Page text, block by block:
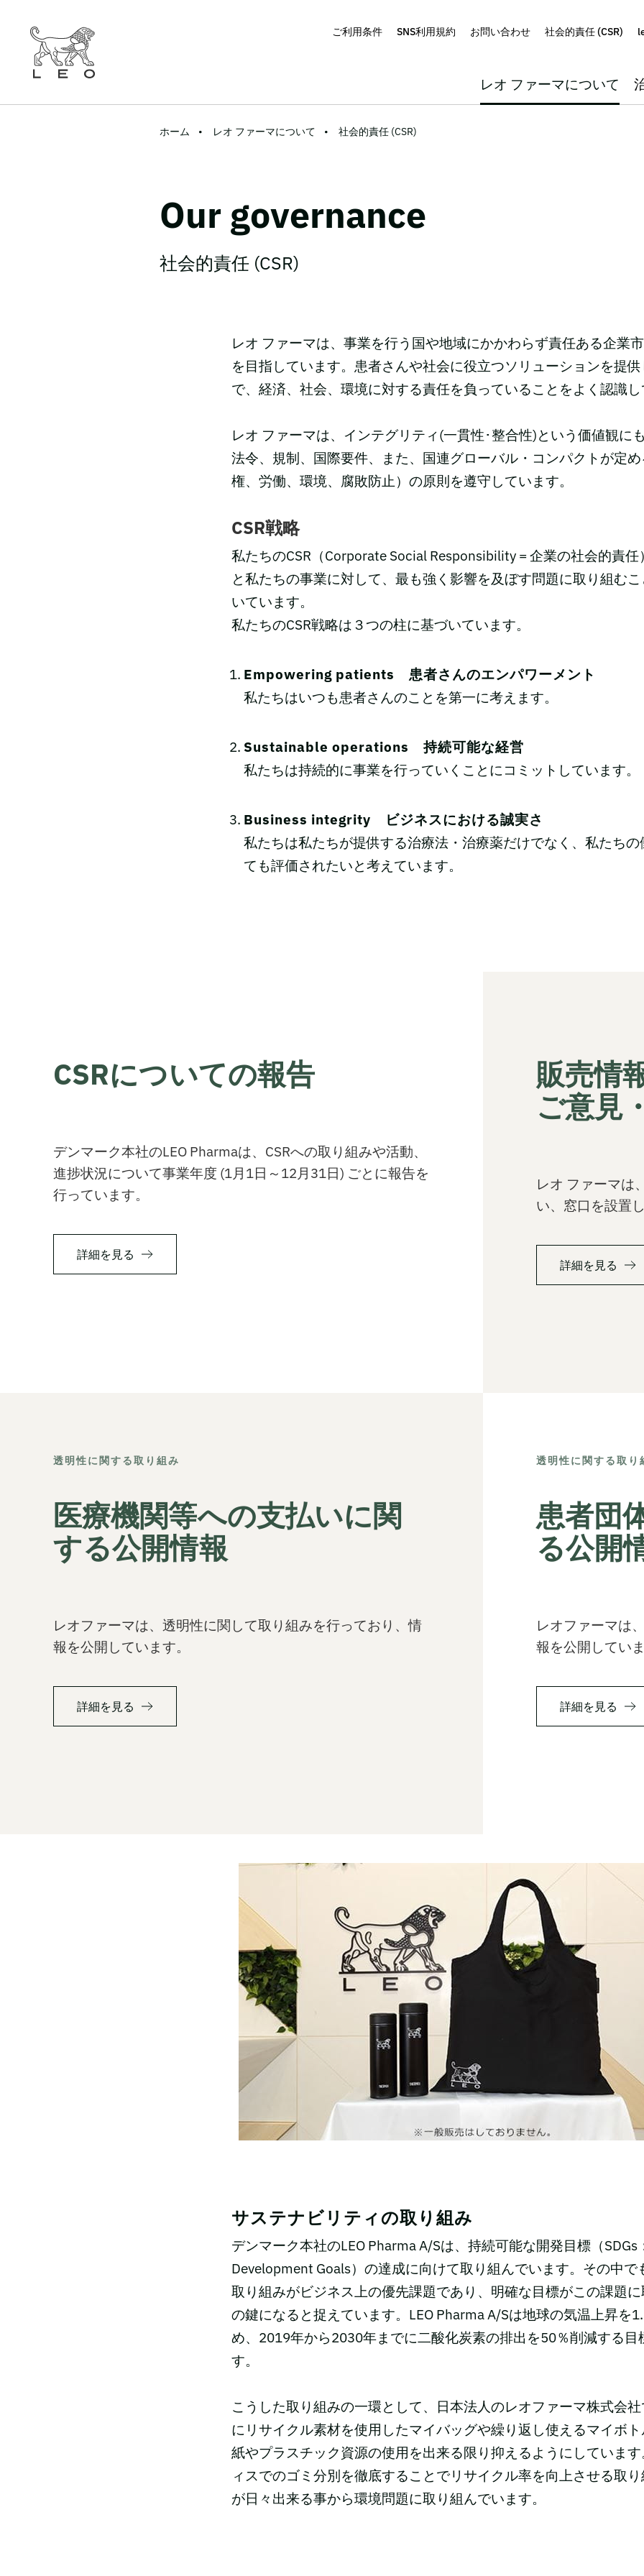
ご利用条件 SNS利用規約 お問い合わせ 社会的責任 (CSR)
レオ ファーマについて
ホーム レオ ファーマについて 社会的責任 (CSR)
Our governance
社会的責任 (CSR)
レオ ファーマは、事業を行う国や地域にかかわらず責任ある企業
を目指しています。患者さんや社会に役立つソリューションを提
で、経済、社会、環境に対する責任を負っていることをよく認識し
レオ ファーマは、インテグリティ(一貫性･整合性)という価値観に
法令、規制、国際要件、また、国連グローバル・コンパクトが定
権、労働、環境、腐敗防止）の原則を遵守しています。
CSR戦略
私たちのCSR（Corporate Social Responsibility = 企業の社会的責
と私たちの事業に対して、最も強く影響を及ぼす問題に取り組む
いています。
私たちのCSR戦略は３つの柱に基づいています。
Empowering patients 患者さんのエンパワーメント
私たちはいつも患者さんのことを第一に考えます。
Sustainable operations 持続可能な経営
私たちは持続的に事業を行っていくことにコミットしています。
Business integrity ビジネスにおける誠実さ
私たちは私たちが提供する治療法・治療薬だけでなく、私たちの
ても評価されたいと考えています。
CSRについての報告
デンマーク本社のLEO Pharmaは、CSRへの取り組みや活動、
進捗状況について事業年度 (1月1日～12月31日) ごとに報告を
行っています。
詳細を見る
販売情
ご意見
レオ ファーマは
い、窓口を設置
詳細を見る
透明性に関する取り組み
医療機関等への支払いに関
する公開情報
レオファーマは、透明性に関して取り組みを行っており、情
報を公開しています。
詳細を見る
透明性に関する取り
患者団
る公開
レオファーマは
報を公開していま
詳細を見る
サステナビリティの取り組み
デンマーク本社のLEO Pharma A/Sは、持続可能な開発目標（
Development Goals）の達成に向けて取り組んでいます。その中で
取り組みがビジネス上の優先課題であり、明確な目標がこの課題
の鍵になると捉えています。LEO Pharma A/Sは地球の気温上昇を
め、2019年から2030年までに二酸化炭素の排出を50％削減する目
す。
こうした取り組みの一環として、日本法人のレオファーマ株式会
にリサイクル素材を使用したマイバッグや繰り返し使えるマイボト
紙やプラスチック資源の使用を出来る限り抑えるようにしていま
ィスでのゴミ分別を徹底することでリサイクル率を向上させる取
が日々出来る事から環境問題に取り組んでいます。